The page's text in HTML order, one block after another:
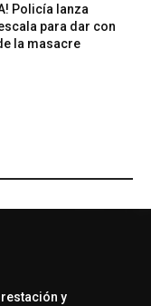
Policía lanza
para dar con
la masacre
y